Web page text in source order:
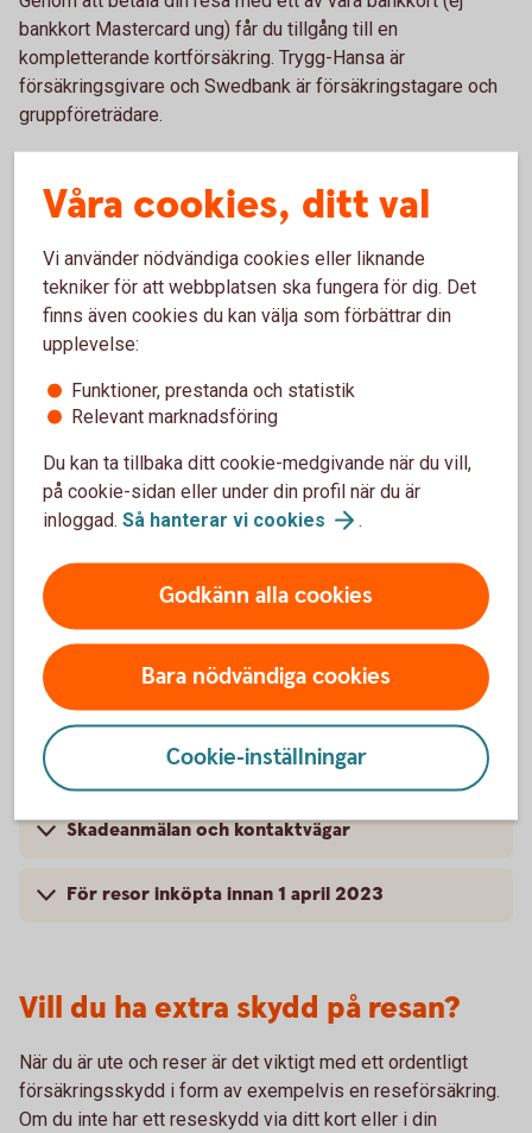
bankkort Mastercard ung) får du tillgång till en
kompletterande kortförsäkring. Trygg-Hansa är
försäkringsgivare och Swedbank är försäkringstagare och
gruppföreträdare.
Kompletterande kortförsäkring – Bankkort
För vem gäller försäkringen? – Bankkort
Villkor – Bankkort Mastercard
Skadeanmälan och kontaktvägar
För resor inköpta innan 1 april 2023
Vill du ha extra skydd på resan?
När du är ute och reser är det viktigt med ett ordentligt
försäkringsskydd i form av exempelvis en reseförsäkring.
Om du inte har ett reseskydd via ditt kort eller i din
Våra cookies, ditt val
Vi använder nödvändiga cookies eller liknande
tekniker för att webbplatsen ska fungera för dig. Det
finns även cookies du kan välja som förbättrar din
upplevelse:
Funktioner, prestanda och statistik
Relevant marknadsföring
Du kan ta tillbaka ditt cookie-medgivande när du vill,
på cookie-sidan eller under din profil när du är
inloggad. Så hanterar vi cookies .
Godkänn alla cookies
Bara nödvändiga cookies
Cookie-inställningar